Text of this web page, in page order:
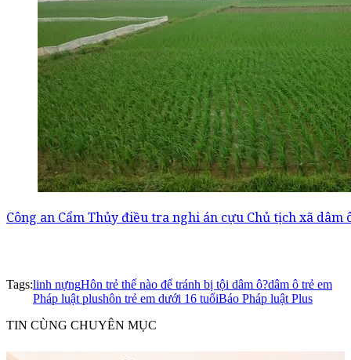
Công an Cẩm Thủy điều tra nghi án cựu Chủ tịch xã dâm
Tags:linh nựngHôn trẻ thế nào để tránh bị tội dâm ô?dâm ô trẻ em
Pháp luật plushôn trẻ em dưới 16 tuổiBáo Pháp luật Plus
TIN CÙNG CHUYÊN MỤC